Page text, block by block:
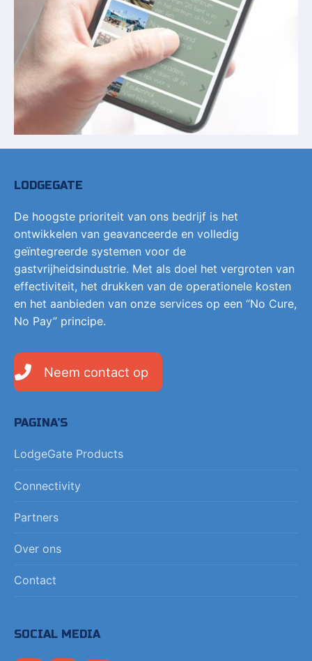
LODGEGATE
De hoogste prioriteit van ons bedrijf is het
ontwikkelen van geavanceerde en volledig
geïntegreerde systemen voor de
gastvrijheidsindustrie. Met als doel het vergroten van
effectiviteit, het drukken van de operationele kosten
en het aanbieden van onze services op een “No Cure,
No Pay” principe.
Neem contact op
PAGINA’S
LodgeGate Products
Connectivity
Partners
Over ons
Contact
SOCIAL MEDIA